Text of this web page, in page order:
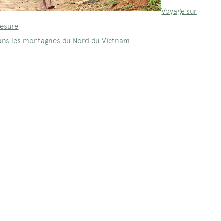
Voyage sur
les montagnes du Nord du Vietnam